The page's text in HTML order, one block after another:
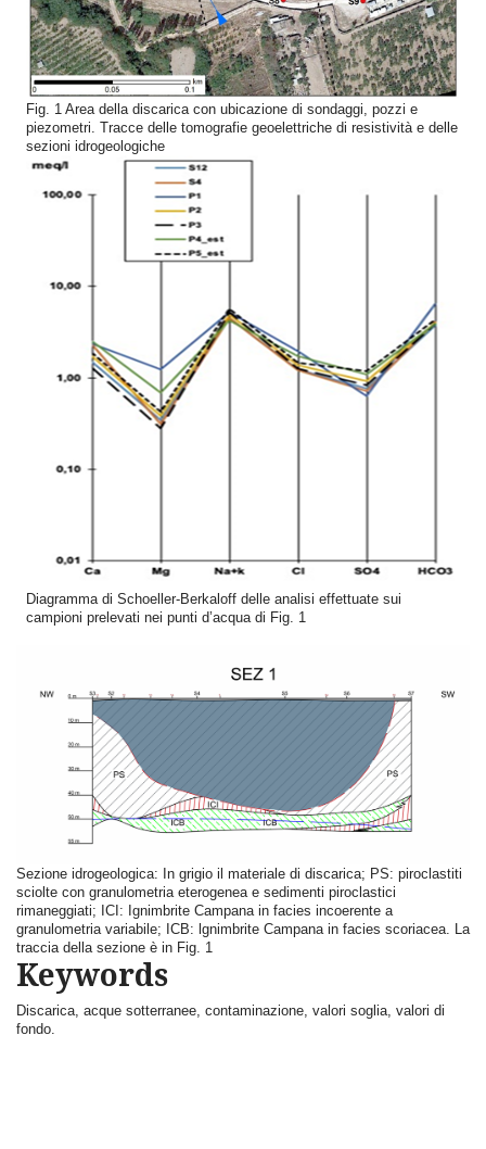
Fig. 1 Area della discarica con ubicazione di sondaggi, pozzi e
piezometri. Tracce delle tomografie geoelettriche di resistività e delle
sezioni idrogeologiche
Diagramma di Schoeller-Berkaloff delle analisi effettuate sui
campioni prelevati nei punti d’acqua di Fig. 1
Sezione idrogeologica: In grigio il materiale di discarica; PS: piroclastiti
sciolte con granulometria eterogenea e sedimenti piroclastici
rimaneggiati; ICI: Ignimbrite Campana in facies incoerente a
granulometria variabile; ICB: lgnimbrite Campana in facies scoriacea. La
traccia della sezione è in Fig. 1
Keywords
Discarica, acque sotterranee, contaminazione, valori soglia, valori di
fondo.